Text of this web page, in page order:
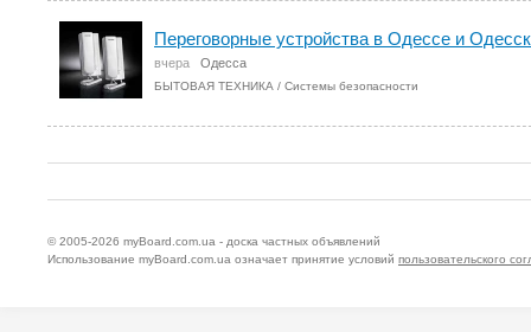
Переговорные устройства в Одессе и
вчера Одесса
БЫТОВАЯ ТЕХНИКА / Системы безопасности
© 2005-2026 myBoard.com.ua - доска частных объявлений
Использование myBoard.com.ua означает принятие условий пользовательского